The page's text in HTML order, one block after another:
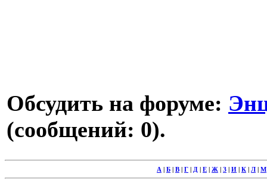
Обсудить на форуме:
(сообщений: 0).
А | Б | В | Г | Д | Е | Ж | З | И | К | Л | М